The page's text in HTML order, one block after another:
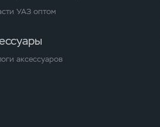
УАЗ оптом
аксессуаров